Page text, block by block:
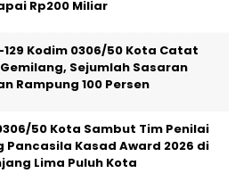
Rp200 Miliar
129 Kodim 0306/50 Kota Catat
Sejumlah Sasaran
Rampung 100 Persen
50 Kota Sambut Tim Penilai
Pancasila Kasad Award 2026 di
Lima Puluh Kota